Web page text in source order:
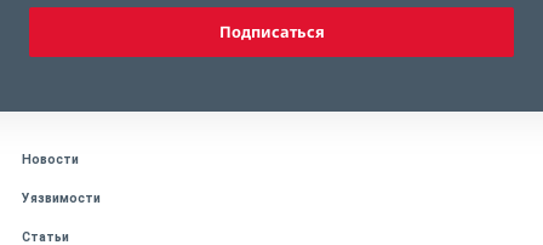
Подписаться
Новости
Уязвимости
Статьи